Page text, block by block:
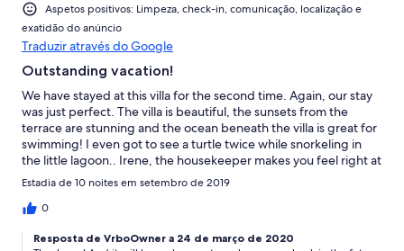
Aspetos positivos: Limpeza, check-in, comunicação, localização e
exatidão do anúncio
Traduzir através do Google
Outstanding vacation!
We have stayed at this villa for the second time. Again, our stay
was just perfect. The villa is beautiful, the sunsets from the
terrace are stunning and the ocean beneath the villa is great for
swimming! I even got to see a turtle twice while snorkeling in
the little lagoon.. Irene, the housekeeper makes you feel right at
home and the communication with Maria, the owner is always
"Paradise Place" just across the street. Great local food!
Estadia de 10 noites em setembro de 2019
0
Resposta de VrboOwner a 24 de março de 2020